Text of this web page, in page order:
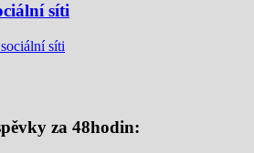
síti
síti
za 48hodin: